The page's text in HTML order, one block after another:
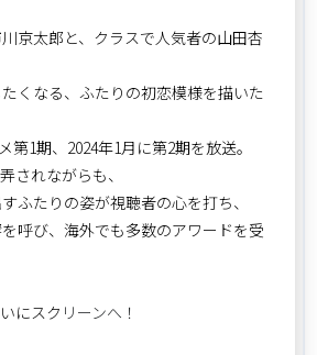
京太郎と、クラスで人気者の山田杏
くなる、ふたりの初恋模様を描いた
第1期、2024年1月に第2期を放送。
されながらも、
ふたりの姿が視聴者の心を打ち、
呼び、海外でも多数のアワードを受
にスク リーンへ！